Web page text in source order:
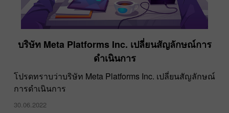
บริษัท Meta Platforms Inc. เปลี่ยนสัญลักษณ์การ
ดำเนินการ
โปรดทราบว่าบริษัท Meta Platforms Inc. เปลี่ยนสัญลักษณ์
การดำเนินการ
30.06.2022